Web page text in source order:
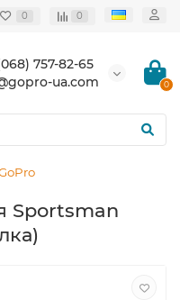
0 0
757-82-65
ua.com
0
Sportsman